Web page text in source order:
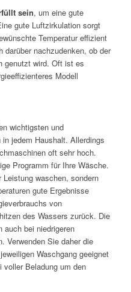
sein, um eine gute
gute Luftzirkulation sorgt
Temperatur effizient
nachzudenken, ob der
genutzt wird. Oft ist es
Modell
wichtigsten und
jedem Haushalt. Allerdings
oft sehr hoch.
Programm für Ihre Wäsche.
waschen, sondern
gute Ergebnisse
von
des Wassers zurück. Die
auch bei niedrigeren
Verwenden Sie daher die
Waschgang geeignet
Beladung um den